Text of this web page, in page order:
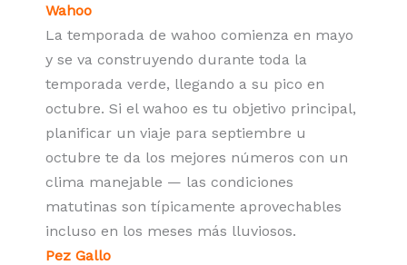
Wahoo
La temporada de wahoo comienza en mayo
y se va construyendo durante toda la
temporada verde, llegando a su pico en
octubre. Si el wahoo es tu objetivo principal,
planificar un viaje para septiembre u
octubre te da los mejores números con un
clima manejable — las condiciones
matutinas son típicamente aprovechables
incluso en los meses más lluviosos.
Pez Gallo